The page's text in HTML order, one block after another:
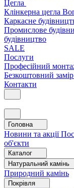
Цегла
Клінкерна цегла
Каркасне
Промислове
будівництво
SALE
Послуги
Професійний
Безкоштовний замір
Контакти
Головна
Новини та акції
об'єкти
Каталог
Натуральний камінь
Природний камінь
Покрівля